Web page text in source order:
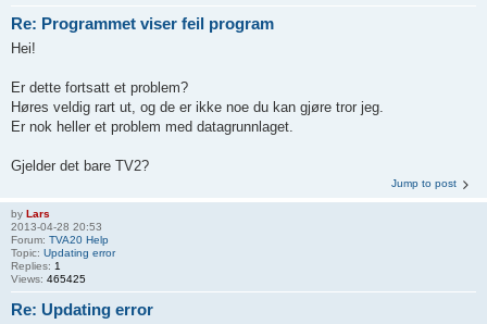
Re: Programmet viser feil program
Hei!
Er dette fortsatt et problem?
Høres veldig rart ut, og de er ikke noe du kan gjøre tror jeg.
Er nok heller et problem med datagrunnlaget.
Gjelder det bare TV2?
Jump to post
by Lars
2013-04-28 20:53
Forum: TVA20 Help
Topic: Updating error
Replies: 1
Views: 465425
Re: Updating error